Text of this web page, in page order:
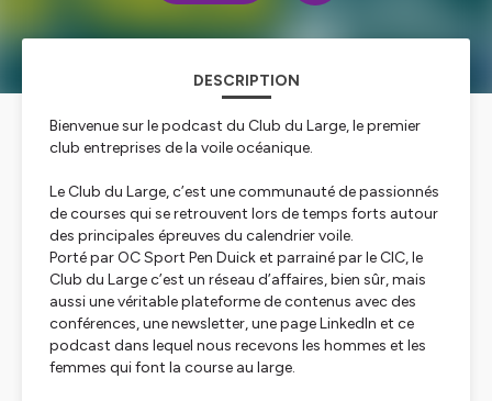
DESCRIPTION
Bienvenue sur le podcast du Club du Large, le premier
club entreprises de la voile océanique.
Le Club du Large, c’est une communauté de passionnés
de courses qui se retrouvent lors de temps forts autour
des principales épreuves du calendrier voile.
Porté par OC Sport Pen Duick et parrainé par le CIC, le
Club du Large c’est un réseau d’affaires, bien sûr, mais
aussi une véritable plateforme de contenus avec des
conférences, une newsletter, une page LinkedIn et ce
podcast dans lequel nous recevons les hommes et les
femmes qui font la course au large.